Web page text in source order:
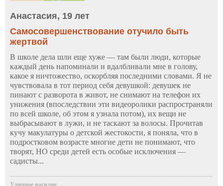
Анастасия, 19 лет
Самосовершенствование отучило быть
жертвой
В школе дела шли еще хуже — там были люди, которые
каждый день напоминали и вдалбливали мне в голову,
какое я ничтожество, оскорбляя последними словами. Я не
чувствовала в тот период себя девушкой: девушек не
пинают с разворота в живот, не снимают на телефон их
унижения (впоследствии эти видеоролики распространяли
по всей школе, об этом я узнала потом), их вещи не
выбрасывают в лужи, и не таскают за волосы. Прочитав
кучу макулатуры о детской жестокости, я поняла, что в
подростковом возрасте многие дети не понимают, что
творят, НО среди детей есть особые исключения —
садисты...
Уличное насилие